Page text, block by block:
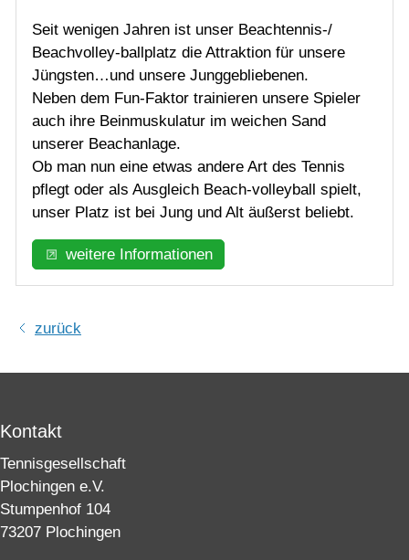
Seit wenigen Jahren ist unser Beachtennis-/
Beachvolley-ballplatz die Attraktion für unsere
Jüngsten…und unsere Junggebliebenen.
Neben dem Fun-Faktor trainieren unsere Spieler
auch ihre Beinmuskulatur im weichen Sand
unserer Beachanlage.
Ob man nun eine etwas andere Art des Tennis
pflegt oder als Ausgleich Beach-volleyball spielt,
unser Platz ist bei Jung und Alt äußerst beliebt.
weitere Informationen
zurück
Kontakt
Tennisgesellschaft
Plochingen e.V.
Stumpenhof 104
73207 Plochingen